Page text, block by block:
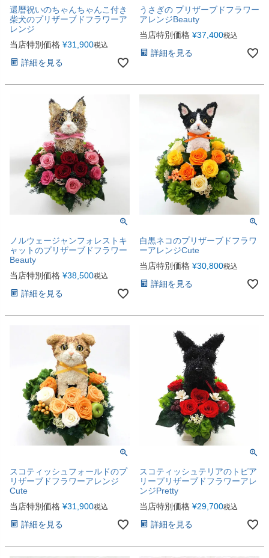
還暦祝いのちゃんちゃんこ付き
柴犬のプリザーブドフラワーア
レンジ
当店特別価格 ¥31,900税込
詳細を見る
うさぎの プリザーブドフラワー
アレンジBeauty
当店特別価格 ¥37,400税込
詳細を見る
ノルウェージャンフォレストキ
ャットのプリザーブドフラワー
Beauty
当店特別価格 ¥38,500税込
詳細を見る
白黒ネコのプリザーブドフラワ
ーアレンジCute
当店特別価格 ¥30,800税込
詳細を見る
スコティッシュフォールドのプ
リザーブドフラワーアレンジ
Cute
当店特別価格 ¥31,900税込
詳細を見る
スコティッシュテリアのトピア
リープリザーブドフラワーアレ
ンジPretty
当店特別価格 ¥29,700税込
詳細を見る